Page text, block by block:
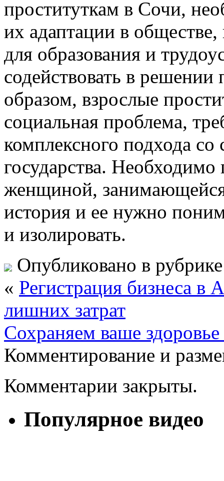
проституткам в Сочи,
их адаптации в
для образования и
содействовать в
образом, взрослые
социальная проблема,
комплексного подхода
государства.
женщиной, занимающейся
история и ее нужно
и изолировать.
Опубликовано в
« Регистрация бизнеса в
лишних затрат
Сохраняем ваше здоровье
Комментирование и
Комментарии закрыты.
Популярное видео